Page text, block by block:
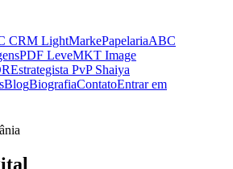
CRM LightMarkePapelariaABC
PDF LeveMKT Image
Estrategista PvP Shaiya
BlogBiografiaContatoEntrar em